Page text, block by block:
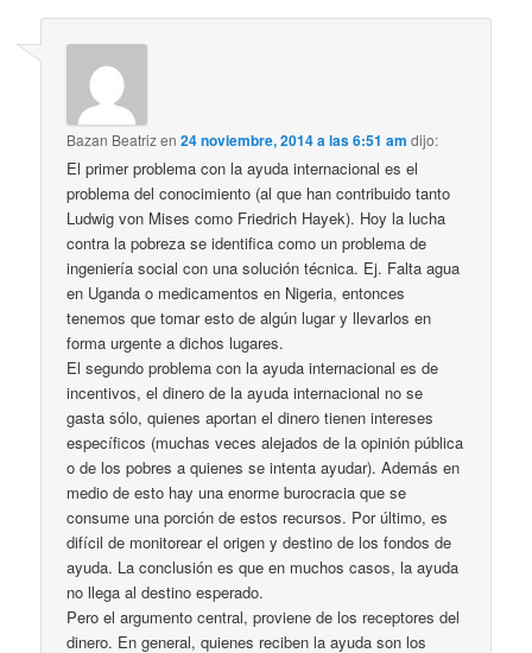
Bazan Beatrizen24 noviembre, 2014 a las 6:51 am dijo:
El primer problema con la ayuda internacional es el
problema del conocimiento (al que han contribuido tanto
Ludwig von Mises como Friedrich Hayek). Hoy la lucha
contra la pobreza se identifica como un problema de
ingeniería social con una solución técnica. Ej. Falta agua
en Uganda o medicamentos en Nigeria, entonces
tenemos que tomar esto de algún lugar y llevarlos en
forma urgente a dichos lugares.
El segundo problema con la ayuda internacional es de
incentivos, el dinero de la ayuda internacional no se
gasta sólo, quienes aportan el dinero tienen intereses
específicos (muchas veces alejados de la opinión pública
o de los pobres a quienes se intenta ayudar). Además en
medio de esto hay una enorme burocracia que se
consume una porción de estos recursos. Por último, es
difícil de monitorear el origen y destino de los fondos de
ayuda. La conclusión es que en muchos casos, la ayuda
no llega al destino esperado.
Pero el argumento central, proviene de los receptores del
dinero. En general, quienes reciben la ayuda son los